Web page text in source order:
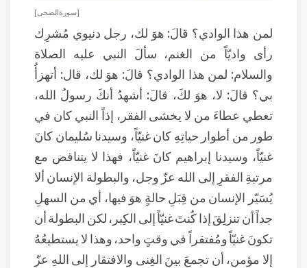
[ سورة الضحى ]
لمن هذا الوادي؟ قالَ: هوَ لك، رجل دنيوي مُشرِك
رأى واديّاً من الغنم، سألَ النبي عليه الصلاة
والسلام: لمن هذا الوادي؟ قالَ: هوَ لك، قال: أتهزأُ
بي؟ قالَ: لا، هوَ لكَ، قالَ: أشهدُ أنكَ رسولُ الله،
تعطي عطاءَ من لا يخشى الفقر، إذاً النبي كان في
طور من أطوار حياتِهِ كان غنيّاً، وسيدنا سُليمان كانَ
غنيّاً، وسيدنا إبراهيم كانَ غنيّاً، فهذا لا يتناقض مع
مرتبةِ الفقرِ إلى الله عزّ وجل، والبطولة الإنسان ألا
يُسَيّر الإنسان من قِبَلِ حالةٍ هوَ فيها، أي من السهلِ
جداً أن تنزلِقَ إذا كُنتَ غنيّاً إلى الكِبر، لكن البطولة أن
تكونَ غنيّاً ومُفتقراً في وقتٍ واحد، وهذا لا يستطيعُهُ
إلا مؤمن، أن تجمعَ بينَ الغِنى والافتقار إلى اللهِ عزّ